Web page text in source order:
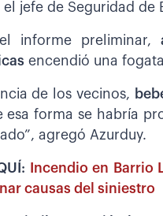
jefe de Seguridad de
informe preliminar,
encendió una
de los vecinos,
esa forma se habría
agregó Azurduy.
Incendio en Barrio
causas del siniestro